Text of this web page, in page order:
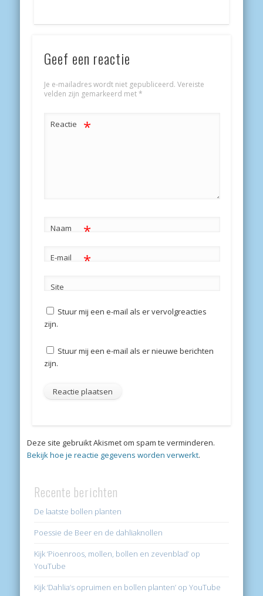
Geef een reactie
Je e-mailadres wordt niet gepubliceerd. Vereiste
velden zijn gemarkeerd met*
Reactie *
Naam *
E-mail *
Site
Stuur mij een e-mail als er vervolgreacties
zijn.
Stuur mij een e-mail als er nieuwe berichten
zijn.
Deze site gebruikt Akismet om spam te verminderen.
Bekijk hoe je reactie gegevens worden verwerkt.
Recente berichten
De laatste bollen planten
Poessie de Beer en de dahliaknollen
Kijk ‘Pioenroos, mollen, bollen en zevenblad’ op
YouTube
Kijk ‘Dahlia’s opruimen en bollen planten’ op YouTube